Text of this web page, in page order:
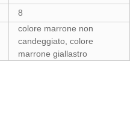
8
colore marrone non
candeggiato, colore
marrone giallastro